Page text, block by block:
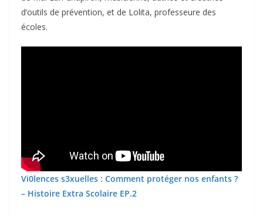
d’outils de prévention, et de Lolita, professeure des
écoles.
Vi0lences s3xuelles : Comment protéger nos enfants ?
– Histoire Extra Scolaire EP.2